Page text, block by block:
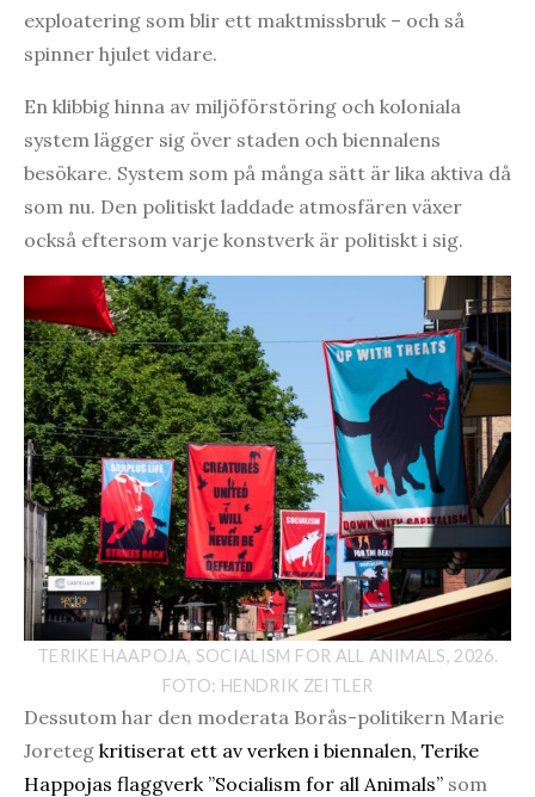
exploatering som blir ett maktmissbruk – och så
spinner hjulet vidare.
En klibbig hinna av miljöförstöring och koloniala
system lägger sig över staden och biennalens
besökare. System som på många sätt är lika aktiva då
som nu. Den politiskt laddade atmosfären växer
också eftersom varje konstverk är politiskt i sig.
TERIKE HAAPOJA, SOCIALISM FOR ALL ANIMALS, 2026.
FOTO: HENDRIK ZEITLER
Dessutom har den moderata Borås-politikern Marie
Joreteg kritiserat ett av verken i biennalen, Terike
Happojas flaggverk ”Socialism for all Animals” som